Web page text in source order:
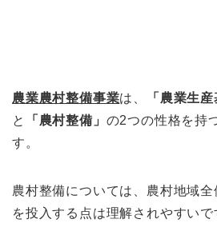
農業農村整備事業は、
「農業生
と
「農村整備」 の2つの性格を持
す。
農村整備については、農村地域
を投入する点は理解されやすいで